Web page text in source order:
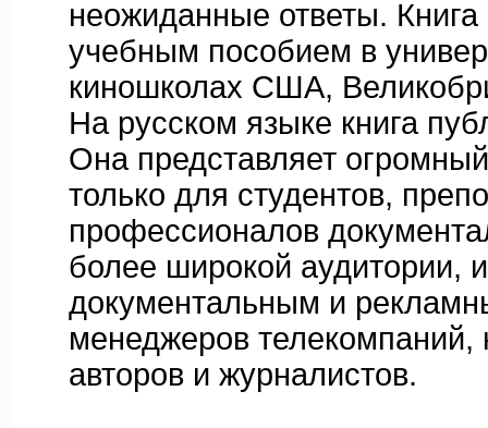
неожиданные ответы.
учебным пособием в
киношколах США,
На русском языке книга
Она представляет
только для студентов,
профессионалов
более широкой аудитории,
документальным и
менеджеров телекомпаний,
авторов и журналистов.